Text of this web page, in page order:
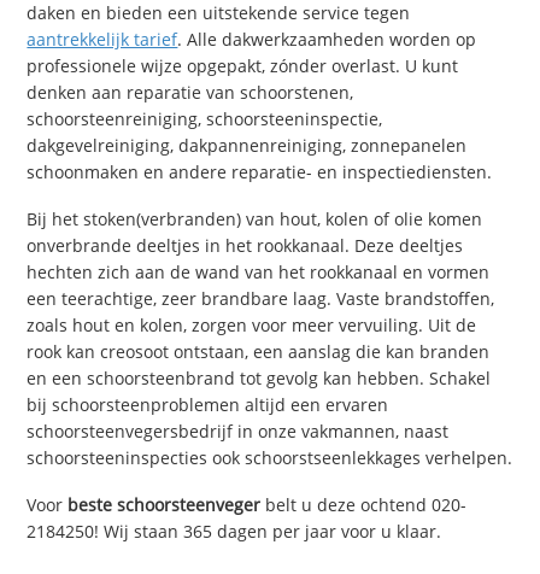
daken en bieden een uitstekende service tegen
aantrekkelijk tarief. Alle dakwerkzaamheden worden op
professionele wijze opgepakt, zónder overlast. U kunt
denken aan reparatie van schoorstenen,
schoorsteenreiniging, schoorsteeninspectie,
dakgevelreiniging, dakpannenreiniging, zonnepanelen
schoonmaken en andere reparatie- en inspectiediensten.
Bij het stoken(verbranden) van hout, kolen of olie komen
onverbrande deeltjes in het rookkanaal. Deze deeltjes
hechten zich aan de wand van het rookkanaal en vormen
een teerachtige, zeer brandbare laag. Vaste brandstoffen,
zoals hout en kolen, zorgen voor meer vervuiling. Uit de
rook kan creosoot ontstaan, een aanslag die kan branden
en een schoorsteenbrand tot gevolg kan hebben. Schakel
bij schoorsteenproblemen altijd een ervaren
schoorsteenvegersbedrijf in onze vakmannen, naast
schoorsteeninspecties ook schoorstseenlekkages verhelpen.
Voor beste schoorsteenveger belt u deze ochtend 020-
2184250! Wij staan 365 dagen per jaar voor u klaar.